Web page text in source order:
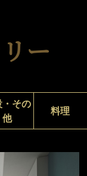
ー
・その
他
料理